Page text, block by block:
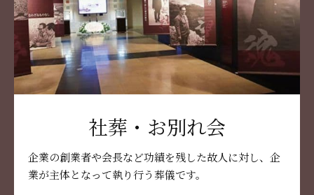
社葬・お別れ会
企業の創業者や会長など功績を残した故人に対し、企
業が主体となって執り行う葬儀です。